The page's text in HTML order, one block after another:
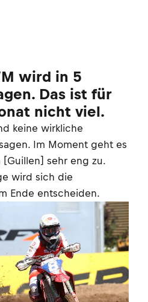
wird in 5
Das ist für
nicht viel.
keine wirkliche
Im Moment geht es
sehr eng zu.
wird sich die
Ende entscheiden.